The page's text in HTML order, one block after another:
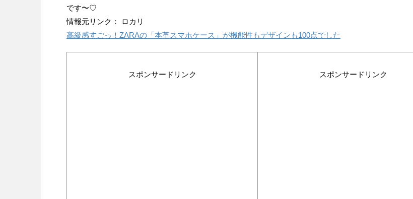
です〜♡
情報元リンク： ロカリ
高級感すごっ！ZARAの「本革スマホケース」が機能性もデザインも100点でした
スポンサードリンク スポンサードリンク